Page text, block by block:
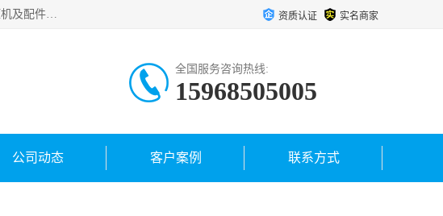
绍兴金戈贸易有限公司主要经营品牌：美国寿力、英格索兰、复盛FS-ELLIOTT，库伯COOPER、阿特拉斯等品牌空压机及配件销售；承接全厂空气压缩机管理、维护保养；节能改造；气体干燥机销售、维护、维修、保养。销售各种品牌空压机空气滤芯、油滤芯、油气分离器；精密过滤器滤芯；除油雾滤芯；抽真空滤芯，消音器，疏水器。劳务承接：全厂空压机维修保养工程，安装工程；移机或汰换工程；节能改造工程等。 资质认证 实名商家
全国服务咨询热线:
15968505005
公司动态 客户案例 联系方式